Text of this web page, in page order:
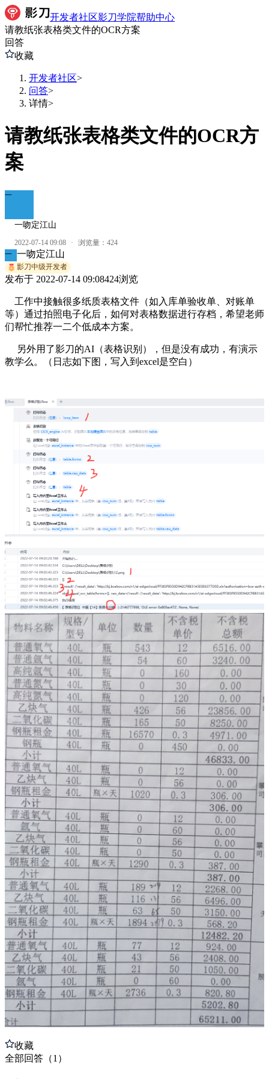
开发者社区影刀学院帮助中心
请教纸张表格类文件的OCR方案
回答
收藏
开发者社区>
问答>
详情>
请教纸张表格类文件的OCR方
案
一
一吻定江山
2022-07-14 09:08 · 浏览量： 424
一 一吻定江山
影刀中级开发者
发布于 2022-07-14 09:08424浏览
工作中接触很多纸质表格文件（如入库单验收单、对账单
等）通过拍照电子化后，如何对表格数据进行存档，希望老师
们帮忙推荐一二个低成本方案。
另外用了影刀的AI（表格识别），但是没有成功，有演示
教学么。（日志如下图，写入到excel是空白）
收藏
全部回答 （1）